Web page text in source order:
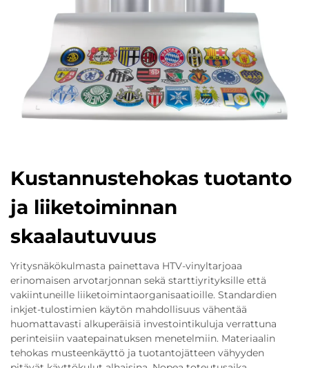
Kustannustehokas tuotanto
ja liiketoiminnan
skaalautuvuus
Yritysnäkökulmasta painettava HTV-vinyltarjoaa
erinomaisen arvotarjonnan sekä starttiyrityksille että
vakiintuneille liiketoimintaorganisaatioille. Standardien
inkjet-tulostimien käytön mahdollisuus vähentää
huomattavasti alkuperäisiä investointikuluja verrattuna
perinteisiin vaatepainatuksen menetelmiin. Materiaalin
tehokas musteenkäyttö ja tuotantojätteen vähyyden